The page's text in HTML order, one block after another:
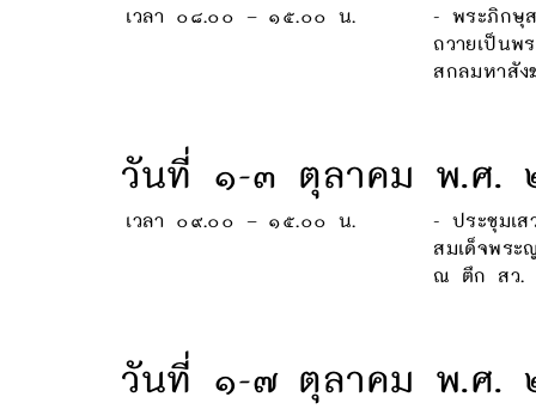
เวลา ๐๘.๐๐ – ๑๕.๐๐ น.
- พระภิกษุ
ถวายเป็นพ
สกลมหาสั
วันที่ ๑-๓ ตุลาคม พ.ศ.
เวลา ๐๙.๐๐ – ๑๕.๐๐ น.
- ประชุมเ
สมเด็จพร
ณ ตึก สว.
วันที่ ๑-๗ ตุลาคม พ.ศ.